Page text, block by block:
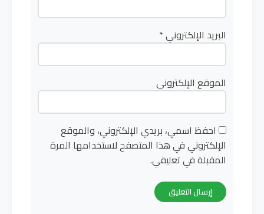
البريد الإلكتروني*
الموقع الإلكتروني
احفظ اسمي، بريدي الإلكتروني، والموقع
الإلكتروني في هذا المتصفح لاستخدامها المرة
المقبلة في تعليقي.